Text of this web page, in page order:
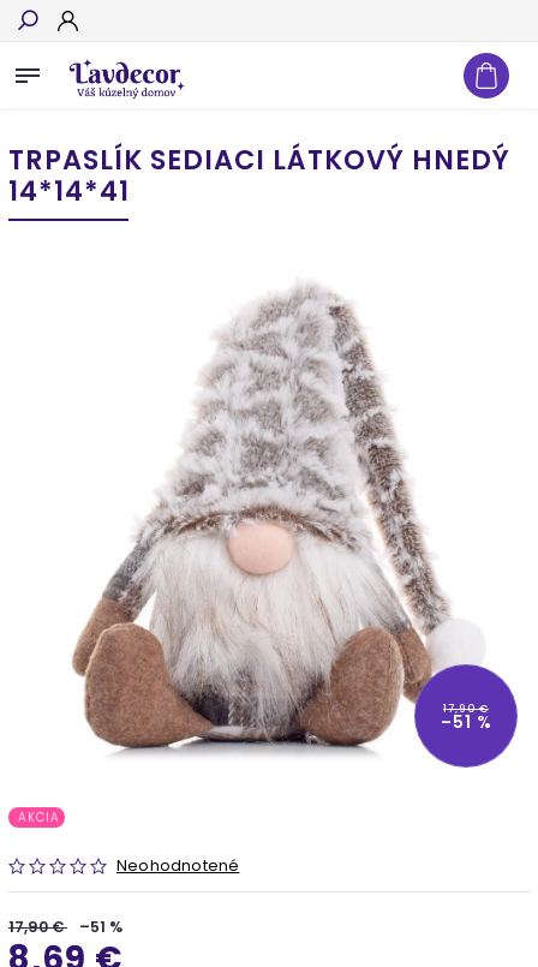
Hľadať
TRPASLÍK SEDIACI LÁTKOVÝ HNEDÝ
14*14*41
17,90 €
–51 %
AKCIA
Neohodnotené
17,90 € –51 %